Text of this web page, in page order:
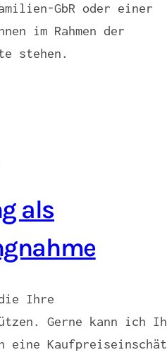
GbR oder einer
im Rahmen der
stehen.
als
Ihre
Gerne kann ich
eine